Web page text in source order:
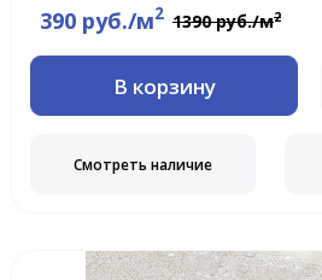
390 руб./м2 1390 руб./м2
В корзину
Смотреть наличие